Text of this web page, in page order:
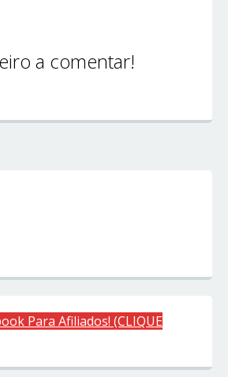
a comentar!
Para Afiliados! (CLIQUE